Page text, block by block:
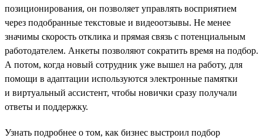
позиционирования, он позволяет управлять восприятием
через подобранные текстовые и видеоотзывы. Не менее
значимы скорость отклика и прямая связь с потенциальным
работодателем. Анкеты позволяют сократить время на подбор.
А потом, когда новый сотрудник уже вышел на работу, для
помощи в адаптации используются электронные памятки
и виртуальный ассистент, чтобы новички сразу получали
ответы и поддержку.
Узнать подробнее о том, как бизнес выстроил подбор